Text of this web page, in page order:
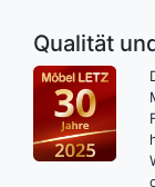
Qualität